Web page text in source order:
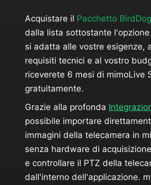
Acquistare il Pacchetto BirdDog
dalla lista sottostante
si adatta alle vostre esigenze,
requisiti tecnici e al vostro
riceverete 6 mesi di mimoLive
gratuitamente.
Grazie alla profonda
possibile importare
immagini della telecamera in
senza hardware di
e controllare il PTZ della
dall'interno dell'applicazione.